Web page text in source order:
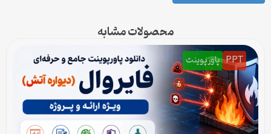
محصولات مشابه
PPT پاورپوینت